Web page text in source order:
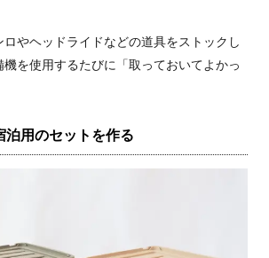
ロやヘッドライドなどの道具をストックし
を使用するたびに「取っておいてよかっ
泊用のセットを作る